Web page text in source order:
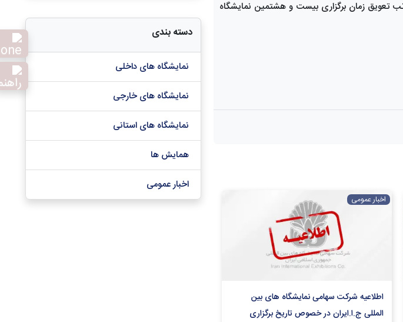
تعویق زمان برگزاری بیست و هشتمین نمایشگاه
اخبار عمومی
اطلاعیه شرکت سهامی نمایشگاه های بین
المللی ج.ا.ایران در خصوص تاریخ برگزاری
دسته بندی
نمایشگاه های داخلی
نمایشگاه های خارجی
نمایشگاه های استانی
همایش ها
اخبار عمومی